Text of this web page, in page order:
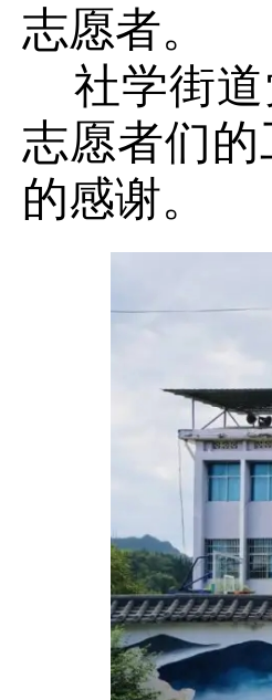
志愿者。
社学街道
志愿者们
的感谢。